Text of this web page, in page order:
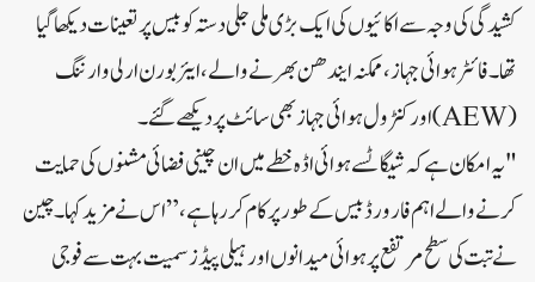
کشیدگی کی وجہ سے اکائیوں کی ایک بڑی ملی جلی دستہ کو بیس پر تعینات دیکھا گیا
تھا۔ فائٹر ہوائی جہاز، ممکنہ ایندھن بھرنے والے، ایئر بورن ارلی وارننگ
(AEW) اور کنٹرول ہوائی جہاز بھی سائٹ پر دیکھے گئے۔
"یہ امکان ہے کہ شیگاٹسے ہوائی اڈہ خطے میں ان چینی فضائی مشنوں کی حمایت
کرنے والے اہم فارورڈ بیس کے طور پر کام کر رہا ہے،” اس نے مزید کہا۔چین
نے تبت کی سطح مرتفع پر ہوائی میدانوں اور ہیلی پیڈز سمیت بہت سے فوجی